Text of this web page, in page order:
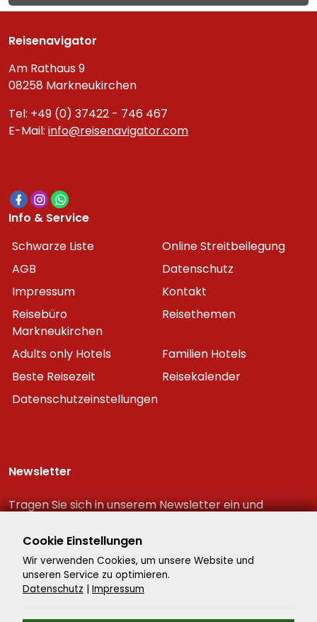
Reisenavigator
Am Rathaus 9
08258 Markneukirchen
Tel: +49 (0) 37422 - 746 467
E-Mail: info@reisenavigator.com
Info & Service
Schwarze Liste
Online Streitbeilegung
AGB
Datenschutz
Impressum
Kontakt
Reisebüro
Markneukirchen
Reisethemen
Adults only Hotels
Familien Hotels
Beste Reisezeit
Reisekalender
Datenschutzeinstellungen
Newsletter
Tragen Sie sich in unserem Newsletter ein und
Reiseschnäppchen!
Cookie Einstellungen
Wir verwenden Cookies, um unsere Website und
unseren Service zu optimieren.
Datenschutz | Impressum